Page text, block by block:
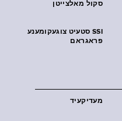
סקול מאלצייטן
SSI סטעיט צוגעקומענע
פראגראם
מעדיקעיד